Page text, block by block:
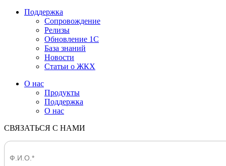
Поддержка
Сопровождение
Релизы
Обновление 1С
База знаний
Новости
Статьи о ЖКХ
О нас
Продукты
Поддержка
О нас
СВЯЗАТЬСЯ С НАМИ